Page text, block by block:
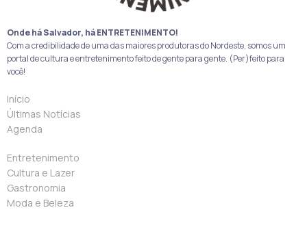
Onde há Salvador, há ENTRETENIMENTO!
Com a credibilidade de uma das maiores produtoras do Nordeste, somos um
portal de cultura e entretenimento feito de gente para gente. (Per)feito para
você!
Início
Últimas Notícias
Agenda
Entretenimento
Cultura e Lazer
Gastronomia
Moda e Beleza